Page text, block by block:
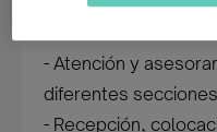
- Atención y
diferentes
- Recepción,